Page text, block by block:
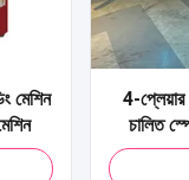
মেশিন
4-প্লেয়ার
চালিত
আর্কেড